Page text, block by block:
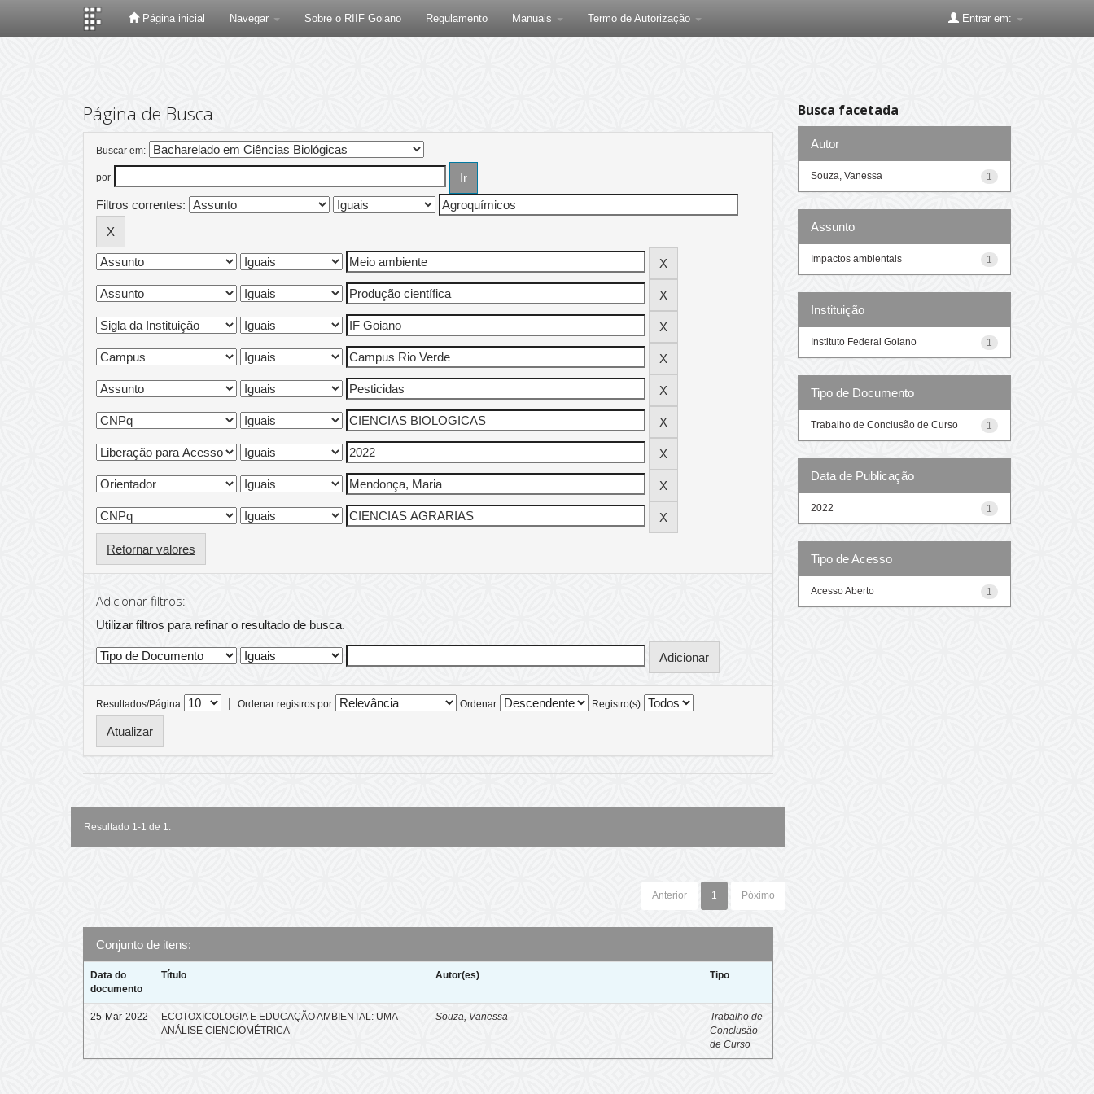
Página inicial Navegar Sobre o RIIF Goiano Regulamento Manuais Termo de Autorização Entrar em:
Página de Busca
Buscar em:
por
Filtros correntes:
Retornar valores
Adicionar filtros:
Utilizar filtros para refinar o resultado de busca.
Resultados/Página | Ordenar registros por Ordenar Registro(s)
Resultado 1-1 de 1.
Anterior 1 Póximo
Conjunto de itens:
Data do
documento
Título Autor(es) Tipo
25-Mar-2022
ECOTOXICOLOGIA E EDUCAÇÃO AMBIENTAL: UMA
ANÁLISE CIENCIOMÉTRICA
Souza, Vanessa
Trabalho de
Conclusão
de Curso
Busca facetada
Autor
1
Souza, Vanessa
Assunto
1
Impactos ambientais
Instituição
1
Instituto Federal Goiano
Tipo de Documento
1
Trabalho de Conclusão de Curso
Data de Publicação
1
2022
Tipo de Acesso
1
Acesso Aberto